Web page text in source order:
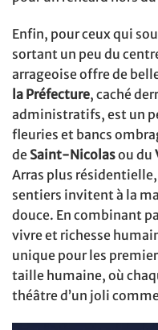
Enfin, pour ceux qui
sortant un peu du
arrageoise offre de
la Préfecture, caché
administratifs, est un
fleuries et bancs
de Saint-Nicolasou du
Arras plus
sentiers invitent à la
douce. En combinant
vivre et richesse
unique pour les
taille humaine, où
théâtre d’un joli